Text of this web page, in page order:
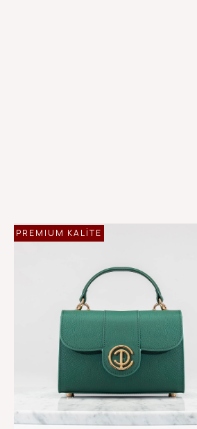
PREMIUM KALİTE